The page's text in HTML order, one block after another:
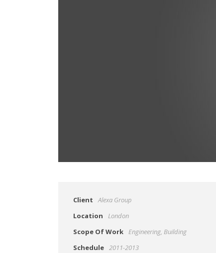
Client
Alexa Group
Location
London
Scope Of Work Engineering, Building
Schedule 2011-2013